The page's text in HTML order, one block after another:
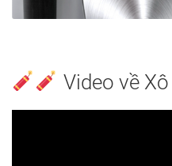
Video về